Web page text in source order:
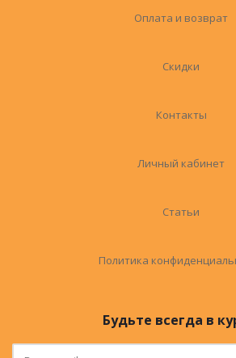
Оплата и возврат
Скидки
Контакты
Личный кабинет
Статьи
Политика
Будьте всегда в